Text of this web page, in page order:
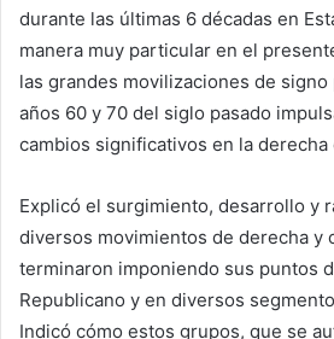
durante las últimas 6 décadas en
manera muy particular en el
las grandes movilizaciones de
años 60 y 70 del siglo pasado
cambios significativos en la
Explicó el surgimiento, desarrollo y
diversos movimientos de derecha y
terminaron imponiendo sus puntos
Republicano y en diversos
Indicó cómo estos grupos, que se